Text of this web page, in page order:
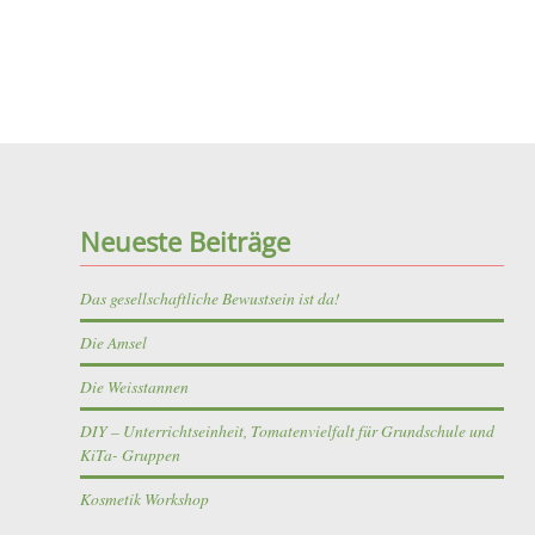
Neueste Beiträge
Das gesellschaftliche Bewustsein ist da!
Die Amsel
Die Weisstannen
DIY – Unterrichtseinheit, Tomatenvielfalt für Grundschule und
KiTa- Gruppen
Kosmetik Workshop